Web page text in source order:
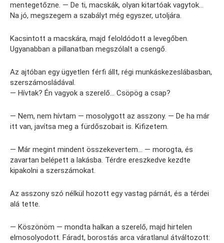
mentegetőzne. — De ti, macskák, olyan kitartóak vagytok…
Na jó, megszegem a szabályt még egyszer, utoljára.
Kacsintott a macskára, majd feloldódott a levegőben.
Ugyanabban a pillanatban megszólalt a csengő.
Az ajtóban egy ügyetlen férfi állt, régi munkáskezeslábasban,
szerszámosládával.
— Hívtak? Én vagyok a szerelő… Csöpög a csap?
— Nem, nem hívtam — mosolygott az asszony. — De ha már
itt van, javítsa meg a fürdőszobait is. Kifizetem.
— Már megint mindent összekevertem… — morogta, és
zavartan belépett a lakásba. Térdre ereszkedve kezdte
kipakolni a szerszámokat.
Az asszony szó nélkül hozott egy vastag párnát, és a térdei
alá tette.
— Köszönöm — mondta halkan a szerelő, majd hirtelen
elmosolyodott. Fáradt, borostás arca váratlanul átváltozott: